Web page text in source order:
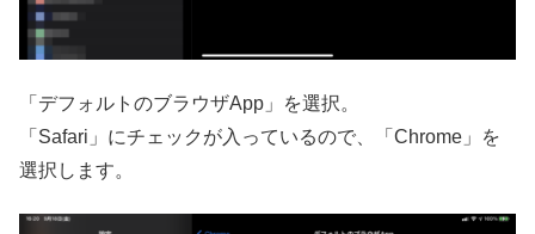
「デフォルトのブラウザApp」を選択。
「Safari」にチェックが入っているので、「Chrome」を
選択します。